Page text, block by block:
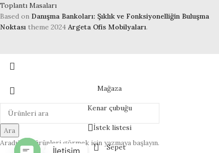
Toplantı Masaları
Based on Danışma Bankoları: Şıklık ve Fonksiyonelliğin Buluşma
Noktası theme 2024 Argeta Ofis Mobilyaları.
Ara
Aradığınız ürünleri görmek için yazmaya başlayın.
Mağaza
Kenar çubuğu
İstek listesi
Sepet
İletişim